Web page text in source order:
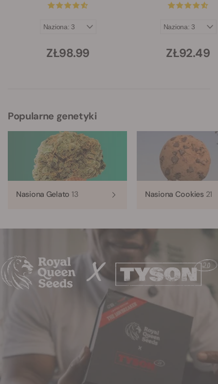
ZŁ98.99 ZŁ92.49
Popularne genetyki
Nasiona Gelato 13 Nasiona Cookies 21